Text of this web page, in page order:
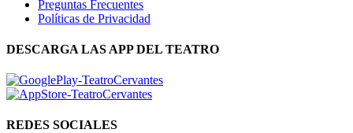
Preguntas Frecuentes
Políticas de Privacidad
DESCARGA LAS APP DEL TEATRO
REDES SOCIALES